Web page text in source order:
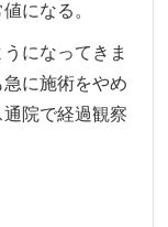
になる。
になってきま
に施術をやめ
院で経過観察